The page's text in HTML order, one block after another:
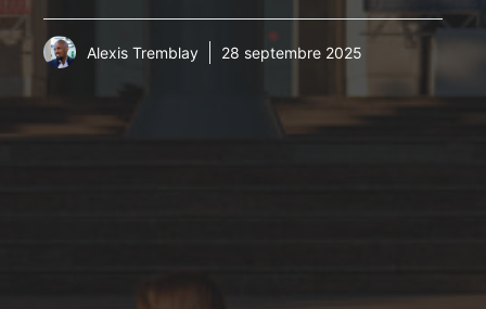
Alexis Tremblay 28 septembre 2025